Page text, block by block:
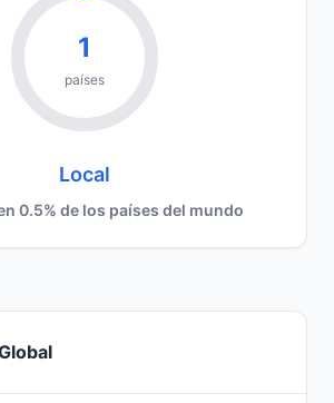
1
países
Local
0.5% de los países del mundo